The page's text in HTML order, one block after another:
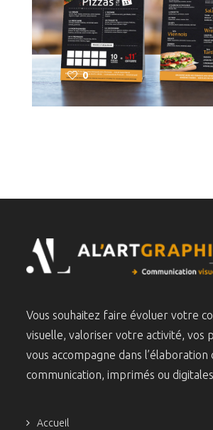
0
Vous souhaitez faire évoluer votre
visuelle, valoriser votre activité, vos
vous accompagne dans l’élaboration
communication, imprimés ou
Accueil